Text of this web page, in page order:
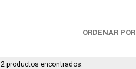
ORDENAR POR
2 productos encontrados.